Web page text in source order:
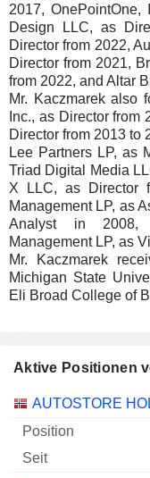
2017,
Design LLC, as
Director from 2022,
Director from 2021,
from 2022, and Altar
Mr. Kaczmarek also
Inc., as Director from
Director from 2013 to
Lee Partners LP, as
Triad Digital Media
X LLC, as Director
Management LP, as
Analyst in 2008,
Management LP, as
Mr. Kaczmarek
Michigan State
Eli Broad College of
Aktive Positionen
Unternehmen
AUTOSTORE